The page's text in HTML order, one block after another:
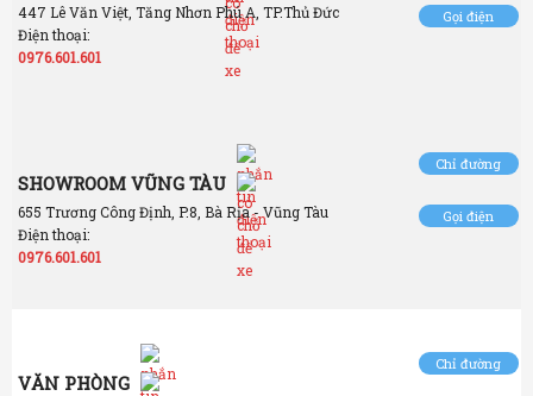
447 Lê Văn Việt, Tăng Nhơn Phú A, TP.Thủ Đức
Điện thoại:
0976.601.601
Gọi điện
SHOWROOM VŨNG TÀU
655 Trương Công Định, P.8, Bà Rịa - Vũng Tàu
Điện thoại:
0976.601.601
Chỉ đường
Gọi điện
VĂN PHÒNG
Chỉ đường